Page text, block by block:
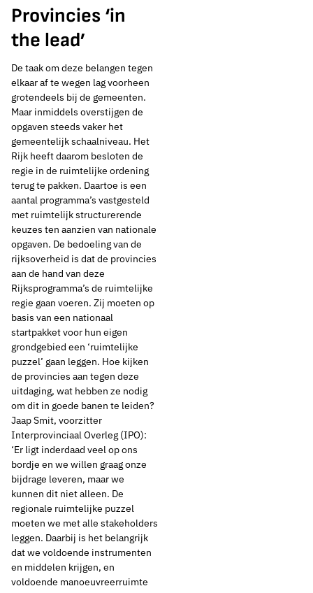
Provincies ‘in
the lead’
De taak om deze belangen tegen
elkaar af te wegen lag voorheen
grotendeels bij de gemeenten.
Maar inmiddels overstijgen de
opgaven steeds vaker het
gemeentelijk schaalniveau. Het
Rijk heeft daarom besloten de
regie in de ruimtelijke ordening
terug te pakken. Daartoe is een
aantal programma’s vastgesteld
met ruimtelijk structurerende
keuzes ten aanzien van nationale
opgaven. De bedoeling van de
rijksoverheid is dat de provincies
aan de hand van deze
Rijksprogramma’s de ruimtelijke
regie gaan voeren. Zij moeten op
basis van een nationaal
startpakket voor hun eigen
grondgebied een ‘ruimtelijke
puzzel’ gaan leggen. Hoe kijken
de provincies aan tegen deze
uitdaging, wat hebben ze nodig
om dit in goede banen te leiden?
Jaap Smit, voorzitter
Interprovinciaal Overleg (IPO):
‘Er ligt inderdaad veel op ons
bordje en we willen graag onze
bijdrage leveren, maar we
kunnen dit niet alleen. De
regionale ruimtelijke puzzel
moeten we met alle stakeholders
leggen. Daarbij is het belangrijk
dat we voldoende instrumenten
en middelen krijgen, en
voldoende manoeuvreerruimte